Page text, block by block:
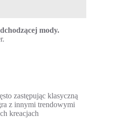
mody.
zastępując klasyczną
z innymi trendowymi
kreacjach